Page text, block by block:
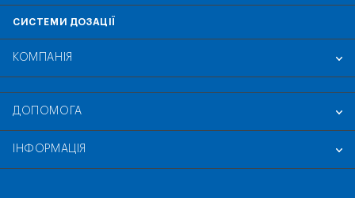
СИСТЕМИ ДОЗАЦІЇ
КОМПАНІЯ
ДОПОМОГА
ІНФОРМАЦІЯ